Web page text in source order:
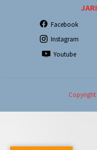
Facebook
Instagram
Youtube